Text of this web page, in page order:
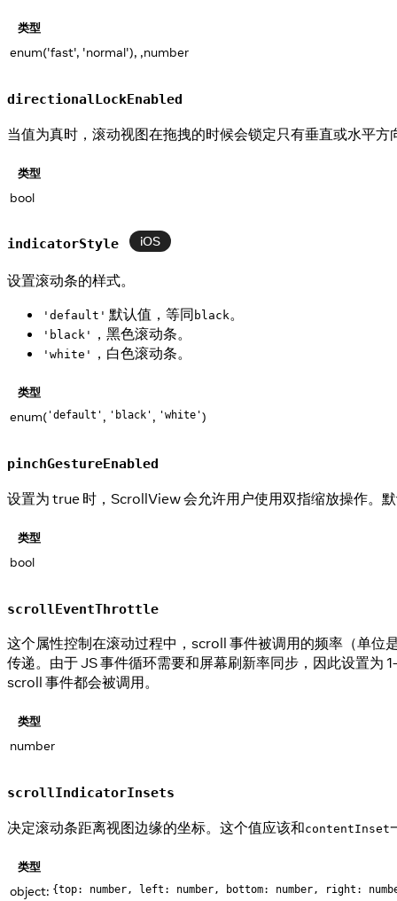
类型
enum('fast', 'normal'), ,number
directionalLockEnabled
当值为真时，滚动视图在拖拽的时候会锁定只有垂直或水平
类型
bool
indicatorStyle iOS
设置滚动条的样式。
'default' 默认值，等同 black。
'black' ，黑色滚动条。
'white' ，白色滚动条。
类型
enum( 'default' , 'black' , 'white')
pinchGestureEnabled
设置为 true 时，ScrollView 会允许用户使用双指缩放操作。
类型
bool
scrollEventThrottle
这个属性控制在滚动过程中，scroll 事件被调用的频率（单
传递。由于 JS 事件循环需要和屏幕刷新率同步，因此设置为
scroll 事件都会被调用。
类型
number
scrollIndicatorInsets
决定滚动条距离视图边缘的坐标。这个值应该和contentInset
类型
object: {top: number, left: number, bottom: number, right: